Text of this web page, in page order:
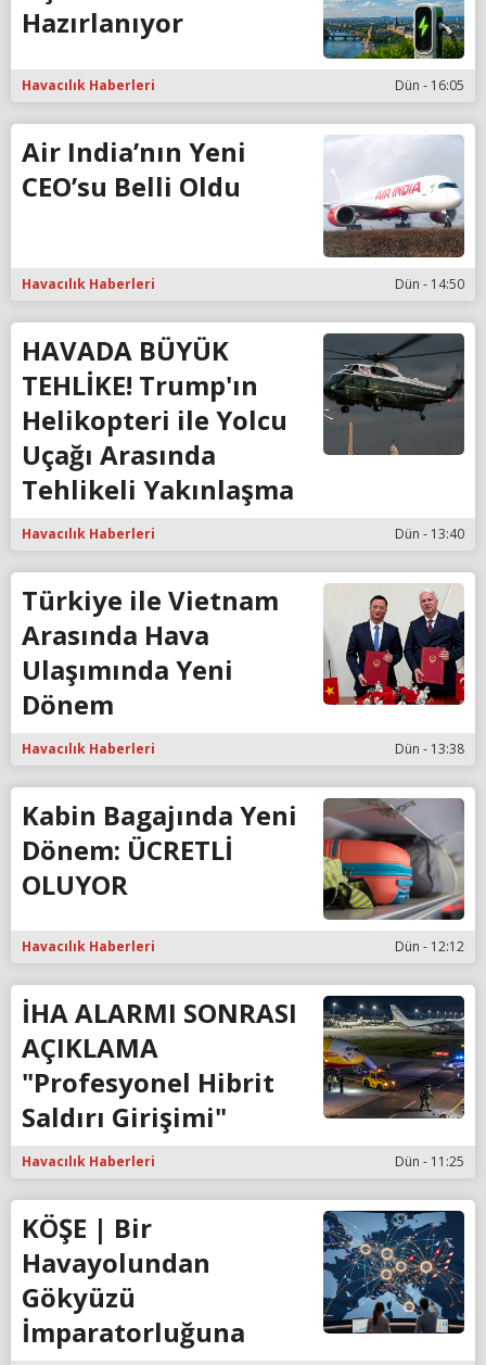
Hazırlanıyor
Havacılık Haberleri Dün - 16:05
Air India’nın Yeni
CEO’su Belli Oldu
Havacılık Haberleri Dün - 14:50
HAVADA BÜYÜK
TEHLİKE! Trump'ın
Helikopteri ile Yolcu
Uçağı Arasında
Tehlikeli Yakınlaşma
Havacılık Haberleri Dün - 13:40
Türkiye ile Vietnam
Arasında Hava
Ulaşımında Yeni
Dönem
Havacılık Haberleri Dün - 13:38
Kabin Bagajında Yeni
Dönem: ÜCRETLİ
OLUYOR
Havacılık Haberleri Dün - 12:12
İHA ALARMI SONRASI
AÇIKLAMA
"Profesyonel Hibrit
Saldırı Girişimi"
Havacılık Haberleri Dün - 11:25
KÖŞE | Bir
Havayolundan
Gökyüzü
İmparatorluğuna